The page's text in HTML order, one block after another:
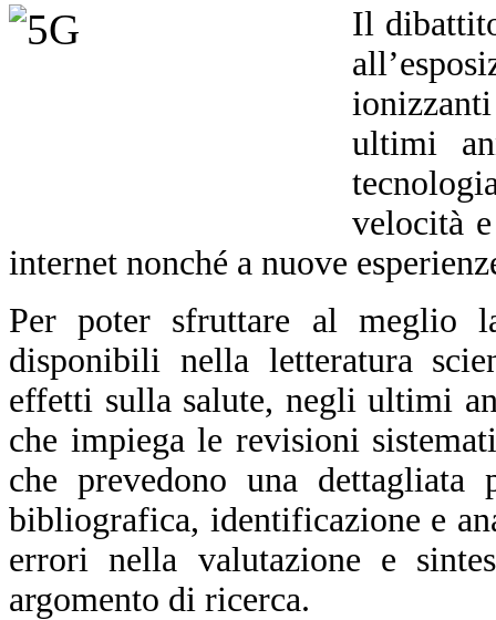
Il
ultimi
velocità
internet nonché a nuove
Per poter sfruttare al meglio
disponibili nella letteratura
effetti sulla salute, negli ultimi
che impiega le revisioni
che prevedono una dettagliata
bibliografica, identificazione e
errori nella valutazione e
argomento di ricerca.